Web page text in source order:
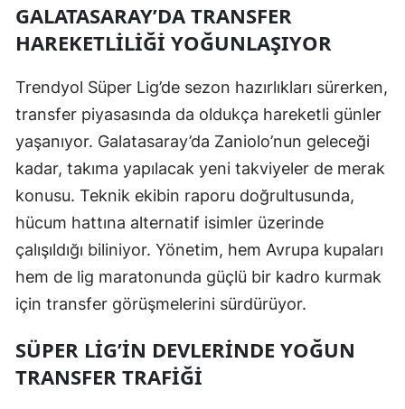
İzmir
Kars
Kastamonu
Kayseri
Kırklareli
Kırşehir
Kocaeli
Konya
Kütahya
Malatya
GALATASARAY’DA TRANSFER
HAREKETLILIĞI YOĞUNLAŞIYOR
Trendyol Süper Lig’de sezon hazırlıkları sürerken,
transfer piyasasında da oldukça hareketli günler
yaşanıyor. Galatasaray’da Zaniolo’nun geleceği
kadar, takıma yapılacak yeni takviyeler de merak
konusu. Teknik ekibin raporu doğrultusunda,
hücum hattına alternatif isimler üzerinde
çalışıldığı biliniyor. Yönetim, hem Avrupa kupaları
hem de lig maratonunda güçlü bir kadro kurmak
için transfer görüşmelerini sürdürüyor.
SÜPER LIG’IN DEVLERINDE YOĞUN
TRANSFER TRAFIĞI